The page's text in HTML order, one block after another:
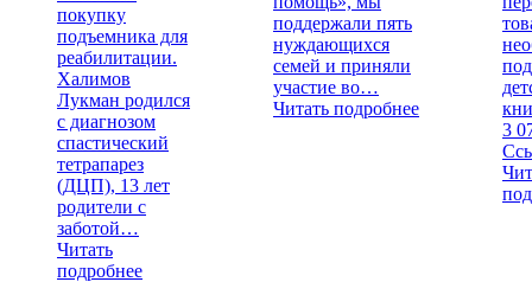
покупку
подъемника для
реабилитации.
Халимов
Лукман родился
с диагнозом
спастический
тетрапарез
(ДЦП), 13 лет
родители с
заботой…
Читать
подробнее
поддержали пять
нуждающихся
семей и приняли
участие во…
Читать подробнее
3